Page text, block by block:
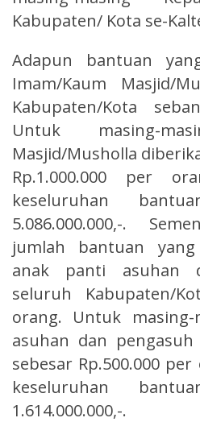
Kabupaten/ Kota se-
Adapun bantuan
Imam/Kaum Masjid/
Kabupaten/Kota
Untuk masing-
Masjid/Musholla
Rp.1.000.000 per
keseluruhan
5.086.000.000,-.
jumlah bantuan
anak panti asuhan
seluruh Kabupaten/
orang. Untuk
asuhan dan
sebesar Rp.500.000
keseluruhan
1.614.000.000,-.